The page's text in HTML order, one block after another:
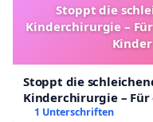
Stoppt die
Kinderchirurgie –
Stoppt die
Kinderchirurgie –
Kinder in Deutschland
1 Unterschriften